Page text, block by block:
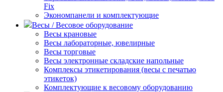
Fix
Экономпанели и комплектующие
Весы / Весовое оборудование
Весы крановые
Весы лабораторные, ювелирные
Весы торговые
Весы электронные складские напольные
Комплексы этикетирования (весы с печатью
этикеток)
Комплектующие к весовому оборудованию